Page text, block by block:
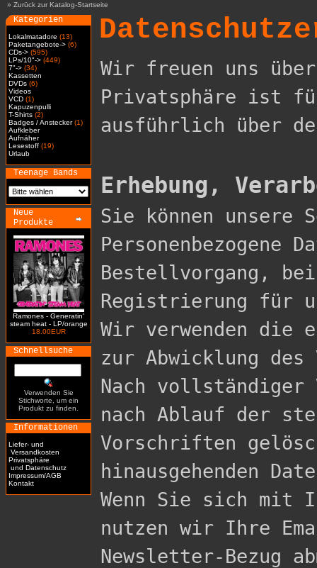
» Zurück zur Katalog-Startseite
Kategorien
Lokalmatadore (13)
Paketangebote-> (6)
CDs-> (595)
LPs/10"-> (449)
7"-> (34)
Kassetten
DVDs (6)
Videos
VCD (1)
Kapuzenpulli
T-Shirts (2)
Badges / Anstecker(1)
Aufkleber
Aufnäher
Lesestoff (19)
Urlaub
Teenage Bands
Neue
Produkte
Ramones - Generatin'
steam heat - LP/orange
18.00EUR
Schnellsuche
Verwenden Sie
Stichworte, um ein
Produkt zu finden.
Informationen
Liefer- und
Versandkosten
Privatsphäre
und Datenschutz
Impressum/AGB
Kontakt
Wir freuen uns
Privatsphäre ist
ausführlich über
Erhebung,
Sie können unsere
Personenbezogene
Bestellvorgang,
Registrierung für
Wir verwenden die
zur Abwicklung
Nach vollständiger
nach Ablauf der
Vorschriften
hinausgehenden
Wenn Sie sich mit
nutzen wir Ihre
Newsletter-Bezug